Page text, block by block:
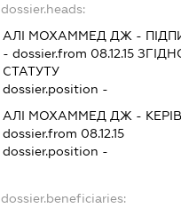
dossier.heads:
АЛІ МОХАММЕД ДЖ -
- dossier.from 08.12.15
СТАТУТУ
dossier.position -
АЛІ МОХАММЕД ДЖ -
dossier.from 08.12.15
dossier.position -
dossier.beneficiaries: